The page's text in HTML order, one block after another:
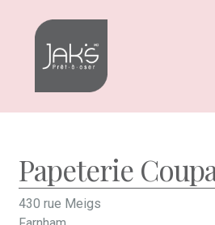
Aller
navigation
Aller
contenu
Papeterie
430 rue Meigs